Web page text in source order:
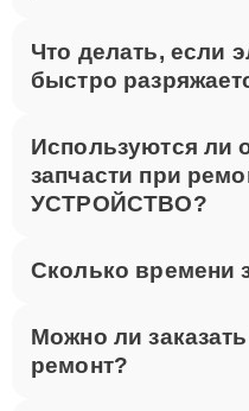
Что делать, если
быстро
Используются ли
запчасти при
УСТРОЙСТВО?
Сколько времени
Можно ли
ремонт?